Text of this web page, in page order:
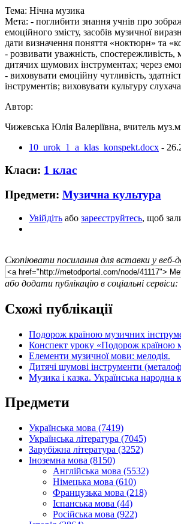
Тема: Нічна музика
Мета: - поглибити знання учнів про
емоційного змісту, засобів музичної
дати визначення поняття «ноктюрн» та
- розвивати уважність,
дитячих шумових інструментах; через
- виховувати емоційну чутливість,
інструментів; виховувати культуру
Автор:
Чижевська Юлія Валеріївна, вчитель
10_urok_1_a_klas_konspekt.docx -
Класи: 1 клас
Предмети: Музична культура
Увійдіть або зареєструйтесь, щоб
Скопіювати посилання для вставки у
або додати публікацію в соціальні сервіси:
Схожі публікації
Подорож країною музичних
Конспект уроку «Подорож країною
Елементи музичної мови: мелодія.
Дитячі шумові інструменти
Музика і казка. Українська народна
Предмети
Українська мова (7419)
Українська література (7045)
Зарубіжна література (3252)
Іноземна мова (8150)
Англійська мова (5532)
Німецька мова (610)
Французька мова (218)
Іспанська мова (44)
Російська мова (922)